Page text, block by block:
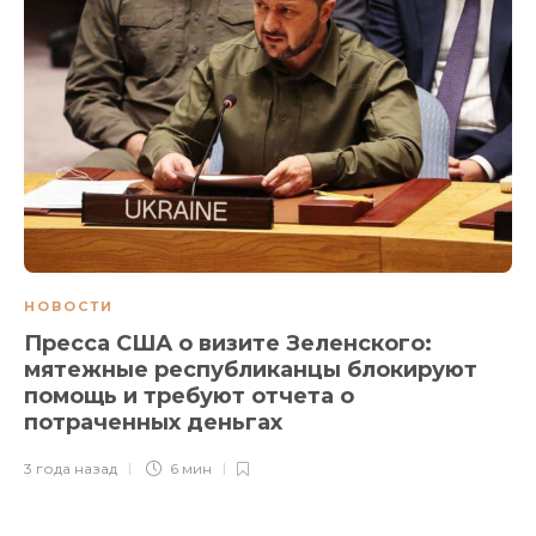
НОВОСТИ
Пресса США о визите Зеленского:
мятежные республиканцы блокируют
помощь и требуют отчета о
потраченных деньгах
3 года назад 6 мин